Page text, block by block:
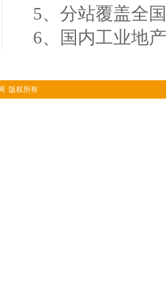
5、分站覆盖全
6、国内工业地
版权所有